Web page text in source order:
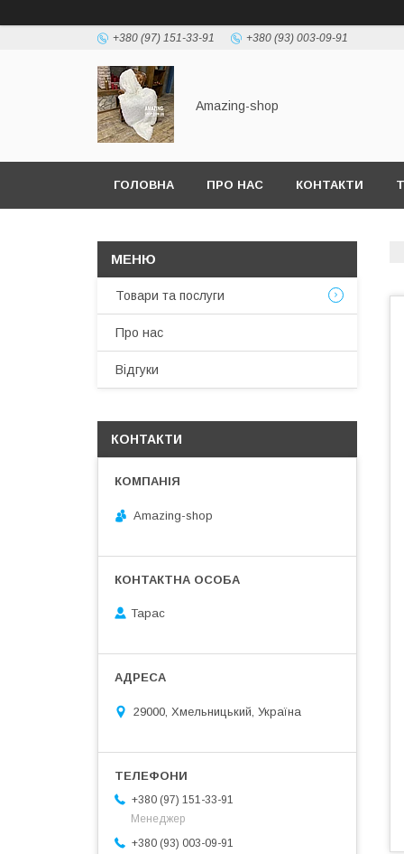
+380 (97) 151-33-91 +380 (93) 003-09-91
Amazing-shop
ГОЛОВНА ПРО НАС КОНТАКТИ
Товари та послуги
Про нас
Відгуки
КОНТАКТИ
Amazing-shop
Тарас
29000, Хмельницький, Україна
+380 (97) 151-33-91
Менеджер
+380 (93) 003-09-91